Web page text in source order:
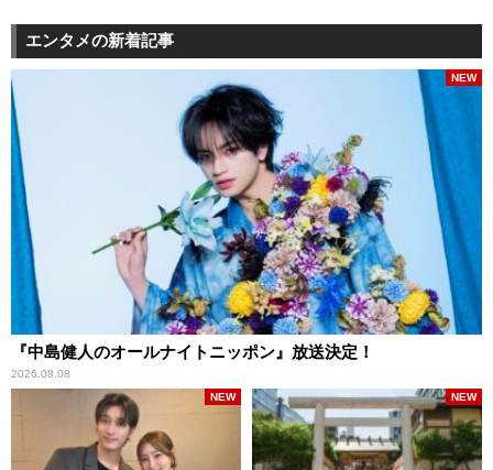
エンタメの新着記事
『中島健人のオールナイトニッポン』放送決定！
2026.08.08
NEW
NEW NEW